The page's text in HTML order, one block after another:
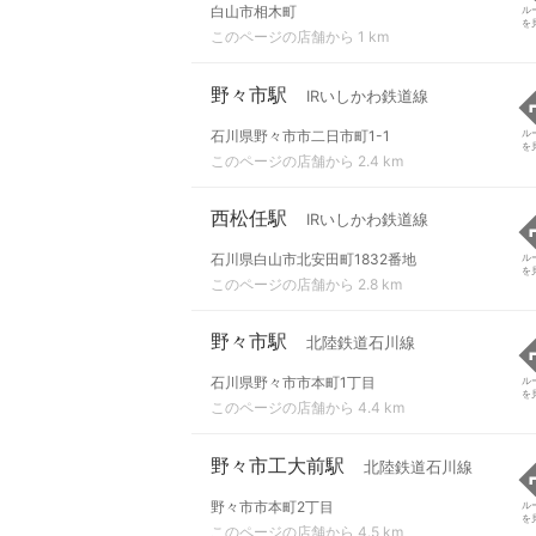
白山市相木町
このページの店舗から 1 km
ル
を
野々市駅 IRいしかわ鉄道線
石川県野々市市二日市町1-1
このページの店舗から 2.4 km
ル
を
西松任駅 IRいしかわ鉄道線
石川県白山市北安田町1832番地
このページの店舗から 2.8 km
ル
を
野々市駅 北陸鉄道石川線
石川県野々市市本町1丁目
このページの店舗から 4.4 km
ル
を
野々市工大前駅 北陸鉄道石川線
野々市市本町2丁目
このページの店舗から 4.5 km
ル
を